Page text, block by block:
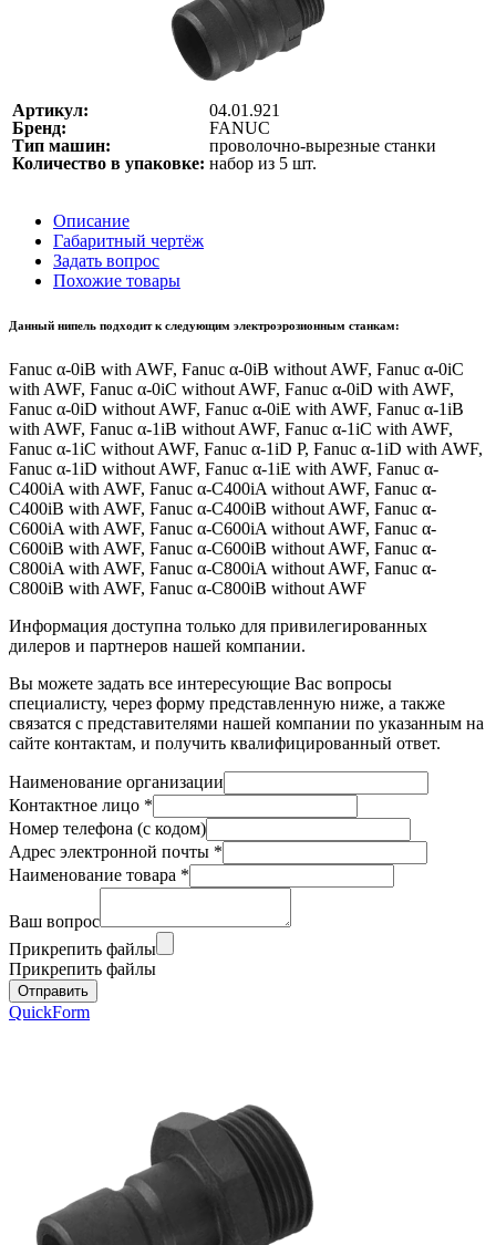
Артикул:
04.01.921
Бренд:
FANUC
Тип машин:
проволочно-вырезные станки
Количество в упаковке: набор из 5 шт.
Описание
Габаритный чертёж
Задать вопрос
Похожие товары
Данный нипель подходит к следующим электроэрозионным станкам:
Fanuc α-0iB with AWF, Fanuc α-0iB without AWF, Fanuc α-0iC
with AWF, Fanuc α-0iC without AWF, Fanuc α-0iD with AWF,
Fanuc α-0iD without AWF, Fanuc α-0iE with AWF, Fanuc α-1iB
with AWF, Fanuc α-1iB without AWF, Fanuc α-1iC with AWF,
Fanuc α-1iC without AWF, Fanuc α-1iD P, Fanuc α-1iD with AWF,
Fanuc α-1iD without AWF, Fanuc α-1iE with AWF, Fanuc α-
C400iA with AWF, Fanuc α-C400iA without AWF, Fanuc α-
C400iB with AWF, Fanuc α-C400iB without AWF, Fanuc α-
C600iA with AWF, Fanuc α-C600iA without AWF, Fanuc α-
C600iB with AWF, Fanuc α-C600iB without AWF, Fanuc α-
C800iA with AWF, Fanuc α-C800iA without AWF, Fanuc α-
C800iB with AWF, Fanuc α-C800iB without AWF
Информация доступна только для привилегированных
дилеров и партнеров нашей компании.
Вы можете задать все интересующие Вас вопросы
специалисту, через форму представленную ниже, а также
связатся с представителями нашей компании по указанным на
сайте контактам, и получить квалифицированный ответ.
Наименование организации
Контактное лицо *
Номер телефона (с кодом)
Адрес электронной почты *
Наименование товара *
Ваш вопрос
Прикрепить файлы
Прикрепить файлы
QuickForm